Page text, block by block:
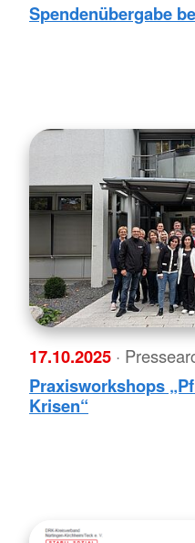
Spendenübergabe
17.10.2025 ·
Praxisworkshops
Krisen“